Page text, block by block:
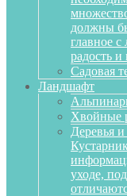
должны
главное
радость и
Садовая
Ландшафт
Хвойные
Деревья
уходе,